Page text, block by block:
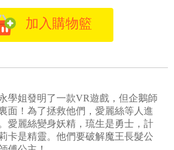
加入購物籃
學姐發明了一款VR遊戲，但企鵝師
面！為了拯救他們，愛麗絲等人進
愛麗絲變身妖精，琉生是勇士，計
卡是精靈。他們要破解魔王長髮公